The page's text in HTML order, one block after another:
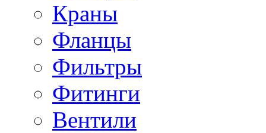
Краны
Фланцы
Фильтры
Фитинги
Вентили